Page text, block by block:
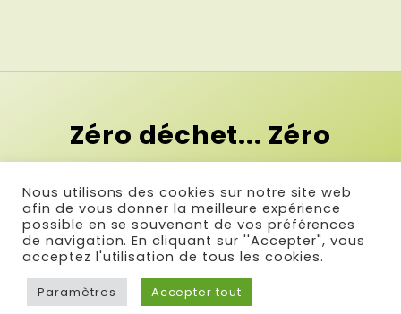
Zéro déchet... Zéro
contrainte !
Et si le premier pas vers le zéro
déchet c'était la simplicité ?
© Réalisé par Com & Net-Infos légales
Nous utilisons des cookies sur notre site web
afin de vous donner la meilleure expérience
possible en se souvenant de vos préférences
de navigation. En cliquant sur ''Accepter", vous
acceptez l'utilisation de tous les cookies.
Paramètres Accepter tout